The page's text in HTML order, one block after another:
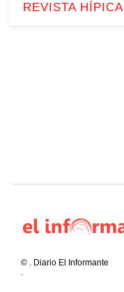
REVISTA HÍPICA
© . Diario El Informante
.